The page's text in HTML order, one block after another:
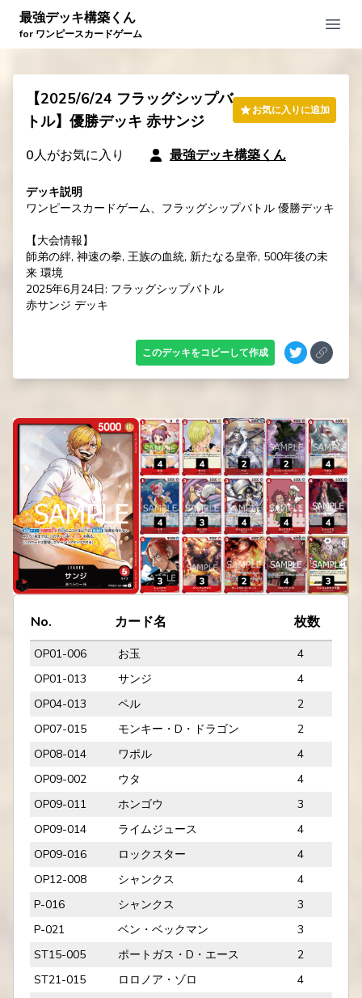
最強デッキ構築くん
for ワンピースカードゲーム
【2025/6/24 フラッグシップバ
トル】優勝デッキ 赤サンジ
お気に入りに追加
0人がお気に入り 最強デッキ構築くん
デッキ説明
ワンピースカードゲーム、フラッグシップバトル 優勝デッキ
【大会情報】
師弟の絆, 神速の拳, 王族の血統, 新たなる皇帝, 500年後の未
来 環境
2025年6月24日: フラッグシップバトル
赤サンジ デッキ
このデッキをコピーして作成
No. カード名 枚数
OP01-006 お玉
4
OP01-013
サンジ
4
OP04-013
ペル
2
OP07-015
モンキー・D・ドラゴン
2
OP08-014
ワポル
4
OP09-002
ウタ
4
OP09-011
ホンゴウ
3
OP09-014
ライムジュース
4
OP09-016
ロックスター
4
OP12-008
シャンクス
4
P-016
シャンクス
3
P-021
ベン・ベックマン
3
ST15-005
ポートガス・D・エース
2
ST21-015
ロロノア・ゾロ
4